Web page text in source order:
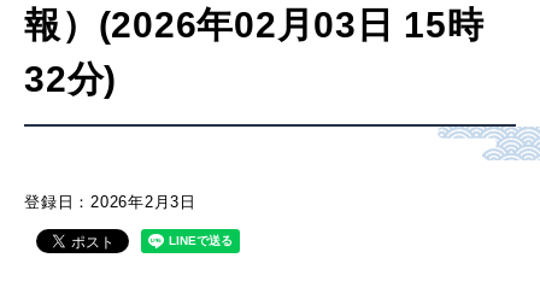
市政情報
健康・福祉・子育て
報）(2026年02月03日 15時
32分)
登録日：2026年2月3日